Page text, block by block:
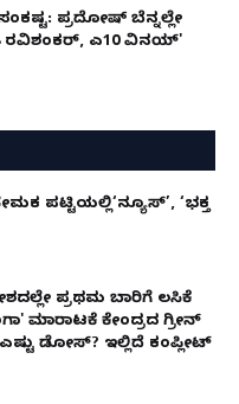
ಪ್ರದೋಷ್ ಬೆನ್ನಲ್ಲೇ
ರವಿಶಂಕರ್, ಎ10 ವಿನಯ್'
ಪಟ್ಟಿಯಲ್ಲಿ‘ನ್ಯೂಸ್’, ‘ಭಕ್ತ
ಪ್ರಥಮ ಬಾರಿಗೆ ಲಸಿಕೆ
ಮಾರಾಟಕ್ಕೆ ಕೇಂದ್ರದ ಗ್ರೀನ್
ಡೋಸ್? ಇಲ್ಲಿದೆ ಕಂಪ್ಲೀಟ್